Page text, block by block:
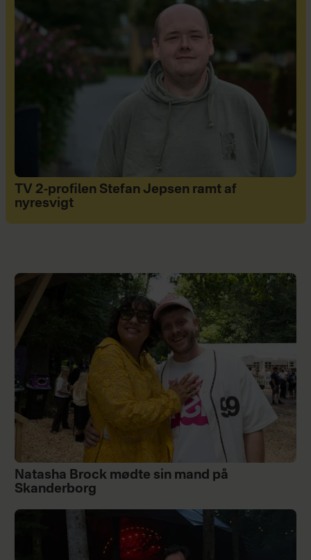
TV 2-profilen Stefan Jepsen ramt af
nyresvigt
Natasha Brock mødte sin mand på
Skanderborg